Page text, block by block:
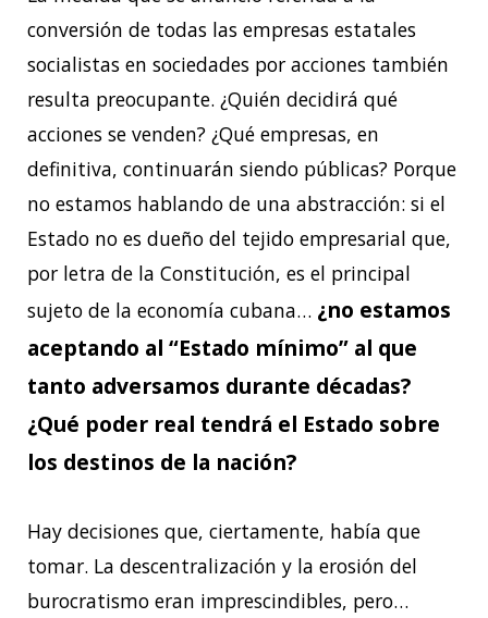
conversión de todas las empresas estatales
socialistas en sociedades por acciones también
resulta preocupante. ¿Quién decidirá qué
acciones se venden? ¿Qué empresas, en
definitiva, continuarán siendo públicas? Porque
no estamos hablando de una abstracción: si el
Estado no es dueño del tejido empresarial que,
por letra de la Constitución, es el principal
sujeto de la economía cubana… ¿no estamos
aceptando al “Estado mínimo” al que
tanto adversamos durante décadas?
¿Qué poder real tendrá el Estado sobre
los destinos de la nación?
Hay decisiones que, ciertamente, había que
tomar. La descentralización y la erosión del
burocratismo eran imprescindibles, pero…